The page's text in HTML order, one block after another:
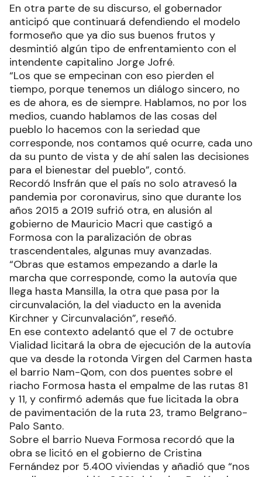
En otra parte de su discurso, el gobernador
anticipó que continuará defendiendo el modelo
formoseño que ya dio sus buenos frutos y
desmintió algún tipo de enfrentamiento con el
intendente capitalino Jorge Jofré.
“Los que se empecinan con eso pierden el
tiempo, porque tenemos un diálogo sincero, no
es de ahora, es de siempre. Hablamos, no por los
medios, cuando hablamos de las cosas del
pueblo lo hacemos con la seriedad que
corresponde, nos contamos qué ocurre, cada uno
da su punto de vista y de ahí salen las decisiones
para el bienestar del pueblo”, contó.
Recordó Insfrán que el país no solo atravesó la
pandemia por coronavirus, sino que durante los
años 2015 a 2019 sufrió otra, en alusión al
gobierno de Mauricio Macri que castigó a
Formosa con la paralización de obras
trascendentales, algunas muy avanzadas.
“Obras que estamos empezando a darle la
marcha que corresponde, como la autovía que
llega hasta Mansilla, la otra que pasa por la
circunvalación, la del viaducto en la avenida
Kirchner y Circunvalación”, reseñó.
En ese contexto adelantó que el 7 de octubre
Vialidad licitará la obra de ejecución de la autovía
que va desde la rotonda Virgen del Carmen hasta
el barrio Nam-Qom, con dos puentes sobre el
riacho Formosa hasta el empalme de las rutas 81
y 11, y confirmó además que fue licitada la obra
de pavimentación de la ruta 23, tramo Belgrano-
Palo Santo.
Sobre el barrio Nueva Formosa recordó que la
obra se licitó en el gobierno de Cristina
Fernández por 5.400 viviendas y añadió que “nos